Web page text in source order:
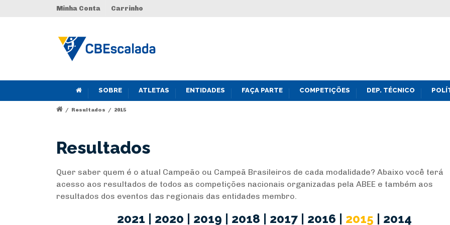
Minha Conta Carrinho
SOBRE ATLETAS ENTIDADES FAÇA PARTE COMPETIÇÕES DEP. TÉCNICO
/ Resultados / 2015
Resultados
Quer saber quem é o atual Campeão ou Campeã Brasileiros de cada modalidade? Abaixo você terá
acesso aos resultados de todos as competições nacionais organizadas pela ABEE e também aos
resultados dos eventos das regionais das entidades membro.
2021 2020 2019 2018 2017 2016 2015 2014